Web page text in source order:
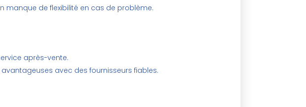
manque de flexibilité en cas de problème.
après-vente.
avec des fournisseurs fiables.